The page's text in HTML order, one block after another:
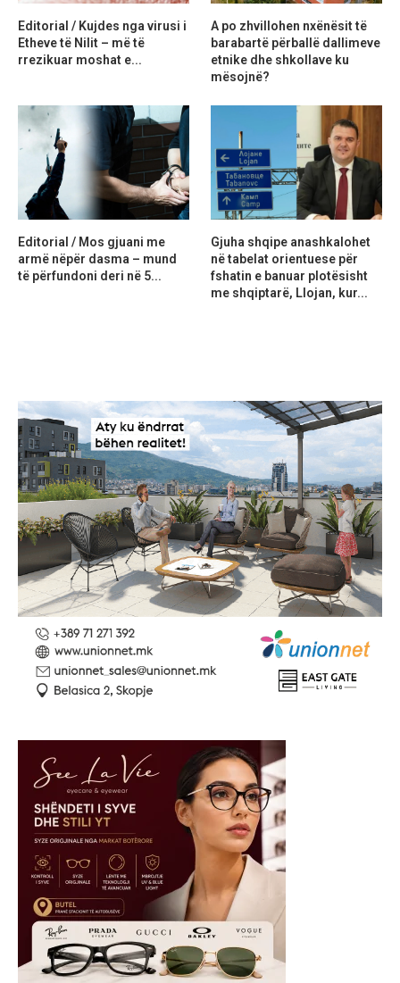
Editorial / Kujdes nga virusi i
Etheve të Nilit – më të
rrezikuar moshat e...
A po zhvillohen nxënësit të
barabartë përballë dallimeve
etnike dhe shkollave ku
mësojnë?
Editorial / Mos gjuani me
armë nëpër dasma – mund
të përfundoni deri në 5...
Gjuha shqipe anashkalohet
në tabelat orientuese për
fshatin e banuar plotësisht
me shqiptarë, Llojan, kur...